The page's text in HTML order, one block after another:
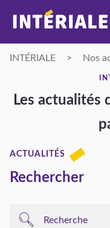
INTÉRIALE > Nos
Les actualités
ACTUALITÉS
Rechercher